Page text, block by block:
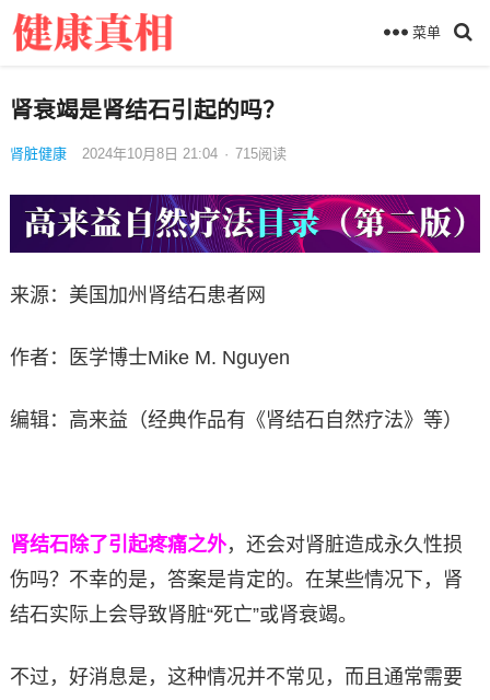
菜单
肾衰竭是肾结石引起的吗？
肾脏健康 2024年10月8日 21:04 · 715阅读
来源：美国加州肾结石患者网
作者：医学博士Mike M. Nguyen
编辑：高来益（经典作品有《肾结石自然疗法》等）
肾结石除了引起疼痛之外，还会对肾脏造成永久性损
伤吗？不幸的是，答案是肯定的。在某些情况下，肾
结石实际上会导致肾脏“死亡”或肾衰竭。
不过，好消息是，这种情况并不常见，而且通常需要